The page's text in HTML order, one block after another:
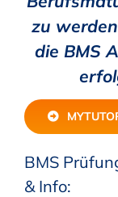
zu
die BMS
BMS
& Info: